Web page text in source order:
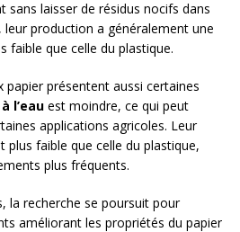
sans laisser de résidus nocifs dans
leur production a généralement une
faible que celle du plastique.
papier présentent aussi certaines
l’eau est moindre, ce qui peut
applications agricoles. Leur
plus faible que celle du plastique,
plus fréquents.
la recherche se poursuit pour
améliorant les propriétés du papier